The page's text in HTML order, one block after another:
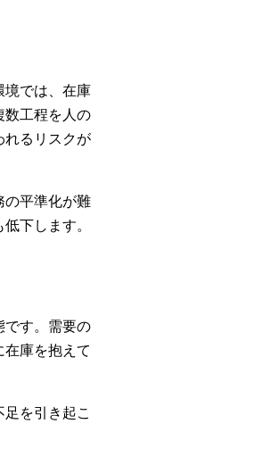
境では、在庫
数工程を人の
れるリスクが
の平準化が難
下します。
です。需要の
庫を抱えて
を引き起こ